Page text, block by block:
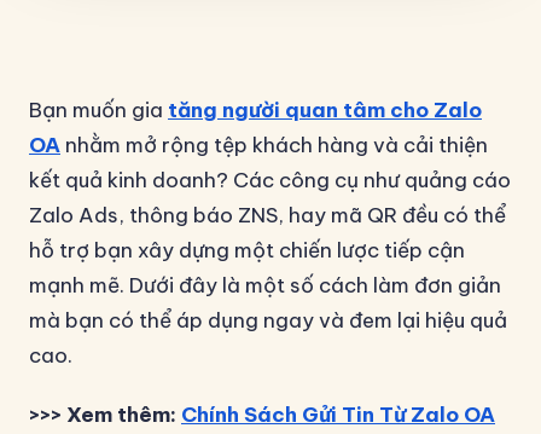
Bạn muốn gia tăng người quan tâm cho Zalo
OA nhằm mở rộng tệp khách hàng và cải thiện
kết quả kinh doanh? Các công cụ như quảng cáo
Zalo Ads, thông báo ZNS, hay mã QR đều có thể
hỗ trợ bạn xây dựng một chiến lược tiếp cận
mạnh mẽ. Dưới đây là một số cách làm đơn giản
mà bạn có thể áp dụng ngay và đem lại hiệu quả
cao.
>>> Xem thêm: Chính Sách Gửi Tin Từ Zalo OA